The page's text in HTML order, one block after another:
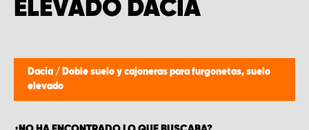
ELEVADO DACIA
Dacia / Doble suelo y cajoneras para furgonetas, suelo
elevado